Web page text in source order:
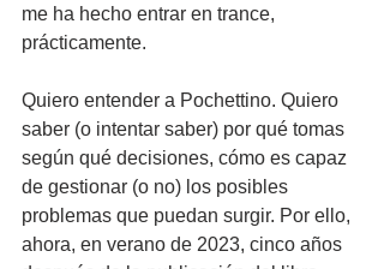
me ha hecho entrar en trance,
prácticamente.
Quiero entender a Pochettino. Quiero
saber (o intentar saber) por qué tomas
según qué decisiones, cómo es capaz
de gestionar (o no) los posibles
problemas que puedan surgir. Por ello,
ahora, en verano de 2023, cinco años